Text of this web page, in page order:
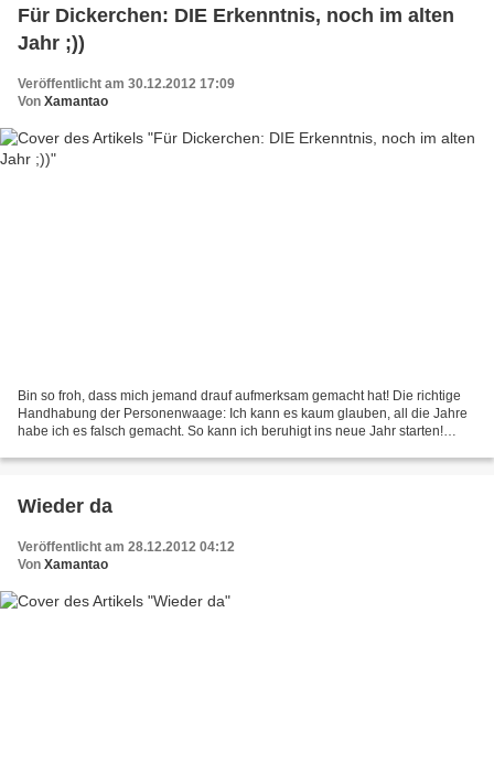
Für Dickerchen: DIE Erkenntnis, noch im alten
Jahr ;))
Veröffentlicht am 30.12.2012 17:09
Von Xamantao
Bin so froh, dass mich jemand drauf aufmerksam gemacht hat! Die richtige
Handhabung der Personenwaage: Ich kann es kaum glauben, all die Jahre
habe ich es falsch gemacht. So kann ich beruhigt ins neue Jahr starten!
Wieder da
Veröffentlicht am 28.12.2012 04:12
Von Xamantao